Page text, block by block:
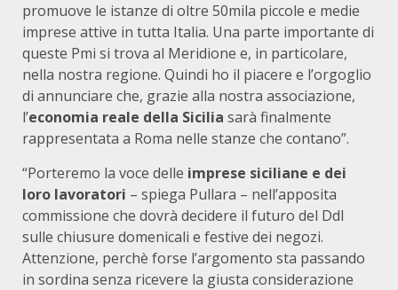
promuove le istanze di oltre 50mila piccole e medie
imprese attive in tutta Italia. Una parte importante di
queste Pmi si trova al Meridione e, in particolare,
nella nostra regione. Quindi ho il piacere e l’orgoglio
di annunciare che, grazie alla nostra associazione,
l’economia reale della Sicilia sarà finalmente
rappresentata a Roma nelle stanze che contano”.
“Porteremo la voce delle imprese siciliane e dei
loro lavoratori – spiega Pullara – nell’apposita
commissione che dovrà decidere il futuro del Ddl
sulle chiusure domenicali e festive dei negozi.
Attenzione, perchè forse l’argomento sta passando
in sordina senza ricevere la giusta considerazione